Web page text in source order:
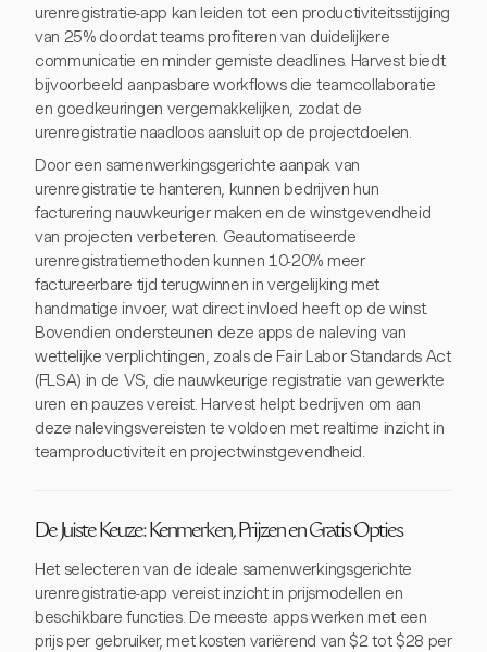
urenregistratie-app kan leiden tot een productiviteitsstijging
van 25% doordat teams profiteren van duidelijkere
communicatie en minder gemiste deadlines. Harvest biedt
bijvoorbeeld aanpasbare workflows die teamcollaboratie
en goedkeuringen vergemakkelijken, zodat de
urenregistratie naadloos aansluit op de projectdoelen.
Door een samenwerkingsgerichte aanpak van
urenregistratie te hanteren, kunnen bedrijven hun
facturering nauwkeuriger maken en de winstgevendheid
van projecten verbeteren. Geautomatiseerde
urenregistratiemethoden kunnen 10-20% meer
factureerbare tijd terugwinnen in vergelijking met
handmatige invoer, wat direct invloed heeft op de winst.
Bovendien ondersteunen deze apps de naleving van
wettelijke verplichtingen, zoals de Fair Labor Standards Act
(FLSA) in de VS, die nauwkeurige registratie van gewerkte
uren en pauzes vereist. Harvest helpt bedrijven om aan
deze nalevingsvereisten te voldoen met realtime inzicht in
teamproductiviteit en projectwinstgevendheid.
De Juiste Keuze: Kenmerken, Prijzen en Gratis Opties
Het selecteren van de ideale samenwerkingsgerichte
urenregistratie-app vereist inzicht in prijsmodellen en
beschikbare functies. De meeste apps werken met een
prijs per gebruiker, met kosten variërend van $2 tot $28 per